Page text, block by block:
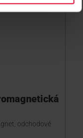
odchodové